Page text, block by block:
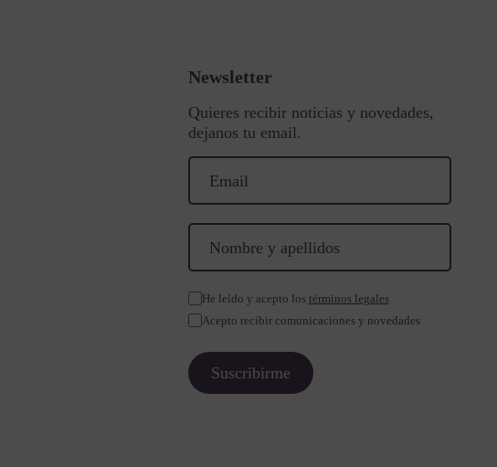
Newsletter
Quieres recibir noticias y novedades,
dejanos tu email.
He leído y acepto los términos legales
Acepto recibir comunicaciones y novedades